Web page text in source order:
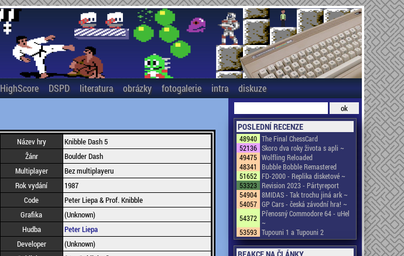
HighScore DSPD literatura obrázky fotogalerie intra diskuze
Název hry
Knibble Dash 5
Žánr
Boulder Dash
Multiplayer
Bez multiplayeru
Rok vydání
1987
Code
Peter Liepa & Prof. Knibble
Grafika
(Unknown)
Hudba
Peter Liepa
Developer
(Unknown)
POSLEDNÍ RECENZE
48940 The Final ChessCard
52136 Skoro dva roky života s apli ~
49475 Wolfling Reloaded
48341
Bubble Bobble Remastered
51652 FD-2000 - Replika disketové ~
53323 Revision 2023 - Pártyreport
54904 8MIDAS - Tak trochu jiná ark ~
54057 GP Cars - česká závodní hra! ~
54372 Přenosný Commodore 64 - uHel
~
53593 Tupouni 1 a Tupouni 2